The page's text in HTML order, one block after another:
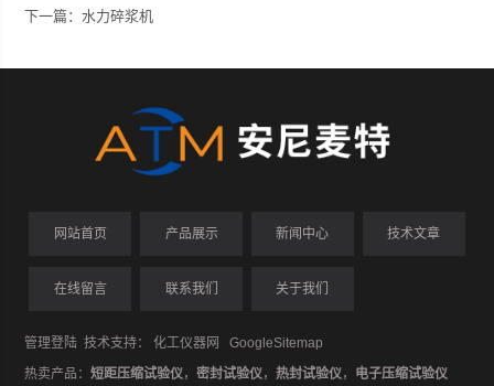
下一篇：水力碎浆机
网站首页 产品展示 新闻中心 技术文章
在线留言 联系我们 关于我们
管理登陆 技术支持：化工仪器网
GoogleSitemap
热卖产品：短距压缩试验仪，密封试验仪，热封试验仪， 电子压缩试验仪